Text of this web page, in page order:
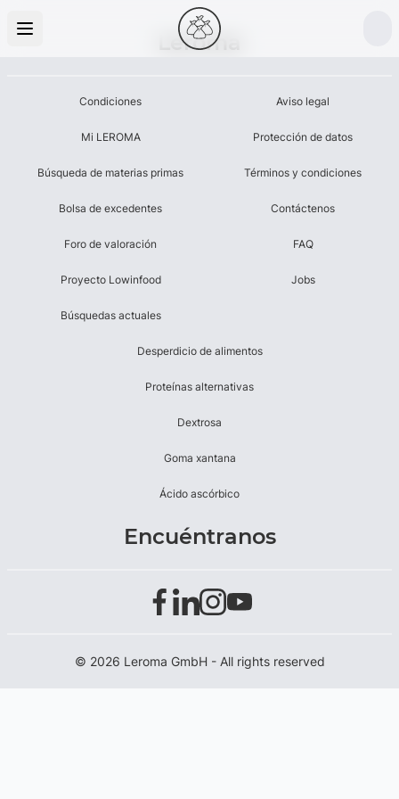
Leroma
Condiciones
Mi LEROMA
Búsqueda de materias primas
Bolsa de excedentes
Foro de valoración
Proyecto Lowinfood
Búsquedas actuales
Aviso legal
Protección de datos
Términos y condiciones
Contáctenos
FAQ
Jobs
Desperdicio de alimentos
Proteínas alternativas
Dextrosa
Goma xantana
Ácido ascórbico
Encuéntranos
© 2026 Leroma GmbH - All rights reserved